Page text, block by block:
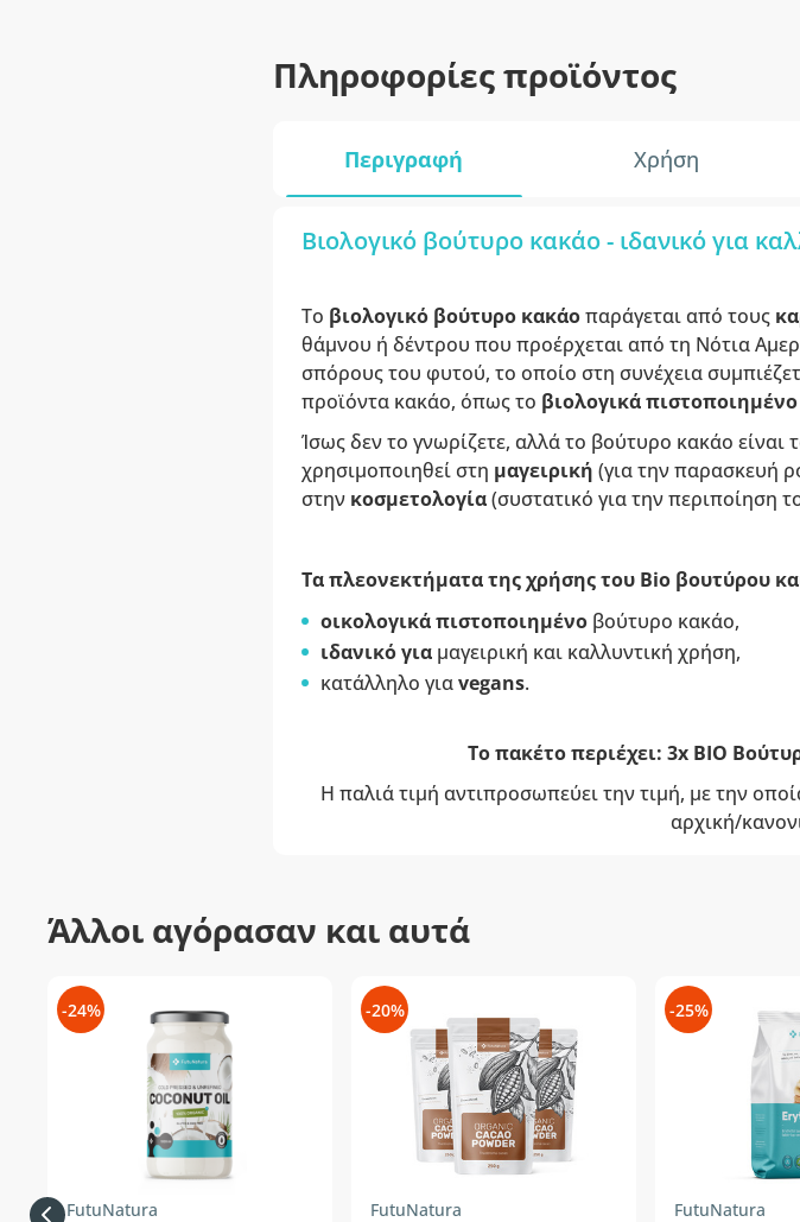
Πληροφορίες προϊόντος
Περιγραφή Χρήση
Βιολογικό βούτυρο κακάο - ιδανικό για
Το βιολογικό βούτυρο κακάοπαράγεται από τους
θάμνου ή δέντρου που προέρχεται από τη Νότια
σπόρους του φυτού, το οποίο στη συνέχεια
προϊόντα κακάο, όπως το βιολογικά πιστοποιημένο
Ίσως δεν το γνωρίζετε, αλλά το βούτυρο κακάο είναι
χρησιμοποιηθεί στη μαγειρική (για την παρασκευή
στην κοσμετολογία(συστατικό για την περιποίηση
Τα πλεονεκτήματα της χρήσης του Bio βουτύρου
οικολογικά πιστοποιημένο βούτυρο κακάο,
ιδανικό για μαγειρική και καλλυντική χρήση,
κατάλληλο γιαvegans.
Το πακέτο περιέχει: 3x BIO
Η παλιά τιμή αντιπροσωπεύει την τιμή, με την
αρχική/
Άλλοι αγόρασαν και αυτά
-24%
FutuNatura
-20%
FutuNatura
-25%
FutuNatura